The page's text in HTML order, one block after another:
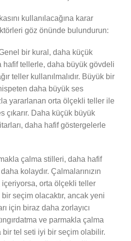
kullanılacağına karar
göz önünde bulundurun:
bir kural, daha küçük
tellerle, daha büyük gövdeli
teller kullanılmalıdır. Büyük bir
daha büyük ses
yararlanan orta ölçekli teller ile
çıkarır. Daha küçük büyük
daha hafif göstergelerle
çalma stilleri, daha hafif
kolaydır. Çalmalarınızın
içeriyorsa, orta ölçekli teller
seçim olacaktır, ancak yeni
için biraz daha zorlayıcı
ve parmakla çalma
bir tel seti iyi bir seçim olabilir.